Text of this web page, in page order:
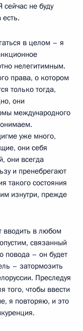
не буду
в целом – я
нелегитимным.
права, о котором
только тогда,
они
международного
уже много,
они себя
они всегда
и пренебрегают
такого состояния
изнутри, прежде
вводить в любом
связанный
повода – он будет
– затормозить
Преследуя
того, чтобы ввести
я повторяю, и это